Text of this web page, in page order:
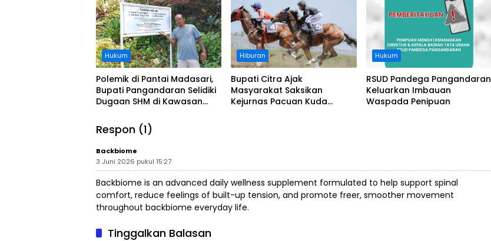
Hukum
Polemik di Pantai Madasari,
Bupati Pangandaran Selidiki
Dugaan SHM di Kawasan
Hiburan
Bupati Citra Ajak
Masyarakat Saksikan
Kejurnas Pacuan Kuda
Hukum
RSUD Pandega Pangandaran
Keluarkan Imbauan
Waspada Penipuan
Respon (1)
Backbiome
3 Juni 2026 pukul 15:27
Backbiome is an advanced daily wellness supplement formulated to help support spinal
comfort, reduce feelings of built-up tension, and promote freer, smoother movement
throughout backbiome everyday life.
Tinggalkan Balasan